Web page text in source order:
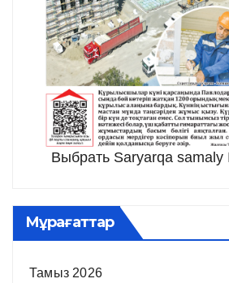
Выбрать Saryarqa
Мұрағаттар
Тамыз 2026